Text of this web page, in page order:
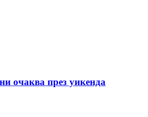
очаква през уикенда